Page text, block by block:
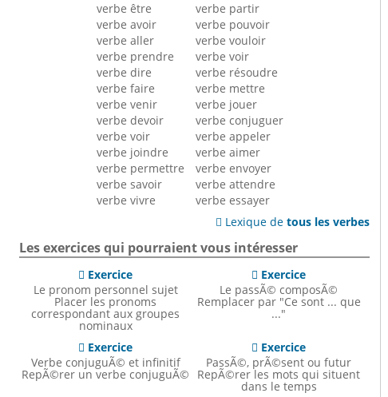
verbe être
verbe avoir
verbe aller
verbe prendre
verbe dire
verbe faire
verbe venir
verbe devoir
verbe voir
verbe joindre
verbe permettre
verbe savoir
verbe vivre
verbe partir
verbe pouvoir
verbe vouloir
verbe voir
verbe résoudre
verbe mettre
verbe jouer
verbe conjuguer
verbe appeler
verbe aimer
verbe envoyer
verbe attendre
verbe essayer
 Lexique detous les verbes
Les exercices qui pourraient vous intéresser
 Exercice
Le pronom personnel sujet
Placer les pronoms
correspondant aux groupes
nominaux
 Exercice
Le passÃ© composÃ©
Remplacer par "Ce sont ... que
..."
 Exercice
Verbe conjuguÃ© et infinitif
RepÃ©rer un verbe conjuguÃ©
 Exercice
PassÃ©, prÃ©sent ou futur
RepÃ©rer les mots qui situent
dans le temps